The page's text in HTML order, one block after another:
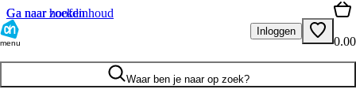
Ga naar hoofdinhoud
Ga naar zoeken
menu
Inloggen
0.00
Waar ben je naar op zoek?